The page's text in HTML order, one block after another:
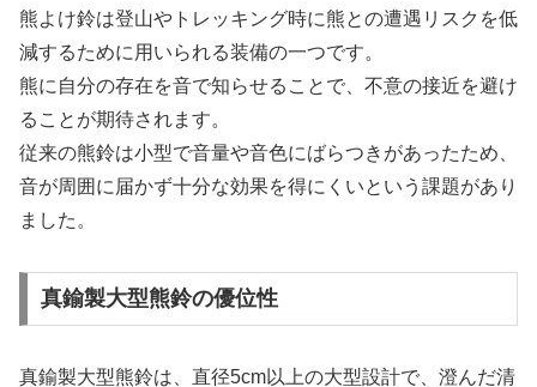
熊よけ鈴は登山やトレッキング時に熊との遭遇リスクを低
減するために用いられる装備の一つです。
熊に自分の存在を音で知らせることで、不意の接近を避け
ることが期待されます。
従来の熊鈴は小型で音量や音色にばらつきがあったため、
音が周囲に届かず十分な効果を得にくいという課題があり
ました。
真鍮製大型熊鈴の優位性
真鍮製大型熊鈴は、直径5cm以上の大型設計で、澄んだ清